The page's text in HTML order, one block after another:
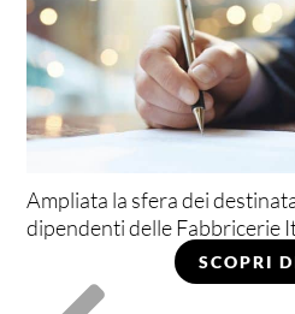
Ampliata la sfera dei
dipendenti delle Fabbricerie
SCOPRI